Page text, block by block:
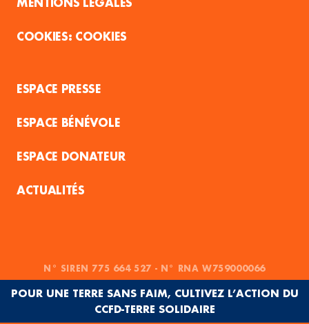
COOKIES
ESPACE PRESSE
ESPACE BÉNÉVOLE
ESPACE DONATEUR
ACTUALITÉS
N° SIREN 775 664 527 - N° RNA W759000066
POUR UNE TERRE SANS FAIM, CULTIVEZ L’ACTION DU
CCFD-TERRE SOLIDAIRE